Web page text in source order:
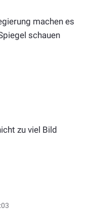
machen es
schauen
zu viel Bild